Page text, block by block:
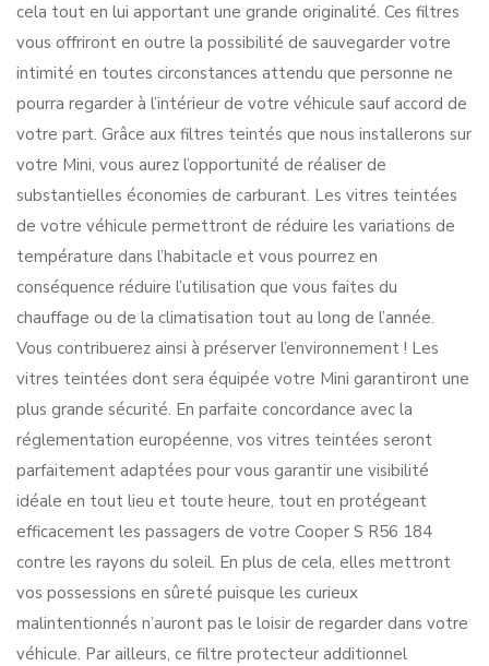
cela tout en lui apportant une grande originalité. Ces filtres
vous offriront en outre la possibilité de sauvegarder votre
intimité en toutes circonstances attendu que personne ne
pourra regarder à l’intérieur de votre véhicule sauf accord de
votre part. Grâce aux filtres teintés que nous installerons sur
votre Mini, vous aurez l’opportunité de réaliser de
substantielles économies de carburant. Les vitres teintées
de votre véhicule permettront de réduire les variations de
température dans l’habitacle et vous pourrez en
conséquence réduire l’utilisation que vous faites du
chauffage ou de la climatisation tout au long de l’année.
Vous contribuerez ainsi à préserver l’environnement ! Les
vitres teintées dont sera équipée votre Mini garantiront une
plus grande sécurité. En parfaite concordance avec la
réglementation européenne, vos vitres teintées seront
parfaitement adaptées pour vous garantir une visibilité
idéale en tout lieu et toute heure, tout en protégeant
efficacement les passagers de votre Cooper S R56 184
contre les rayons du soleil. En plus de cela, elles mettront
vos possessions en sûreté puisque les curieux
malintentionnés n’auront pas le loisir de regarder dans votre
véhicule. Par ailleurs, ce filtre protecteur additionnel